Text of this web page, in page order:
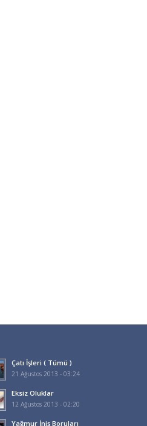
Çatı İşleri ( Tümü )
21 Ağustos 2013 - 03:24
Eksiz Oluklar
12 Ağustos 2013 - 02:20
Yağmur İniş Boruları